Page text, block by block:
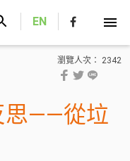
EN
瀏覽人次： 2342
思——從垃